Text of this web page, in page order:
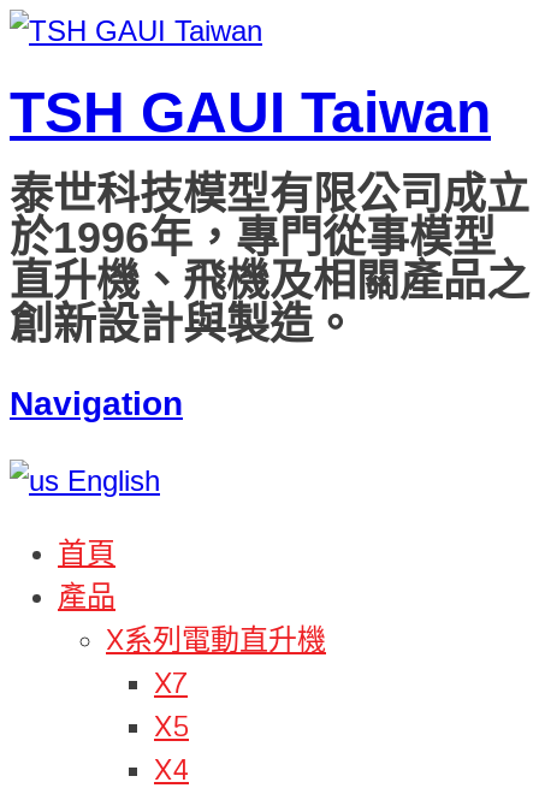
TSH GAUI Taiwan
泰世科技模型有限公司成立
於1996年，專門從事模型
直升機、飛機及相關產品之
創新設計與製造。
Navigation
English
首頁
產品
X系列電動直升機
X7
X5
X4